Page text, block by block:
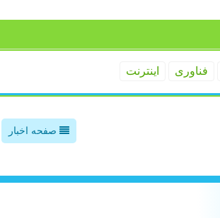
فناوری اینترنت
صفحه اخبار